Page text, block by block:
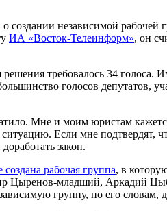
создании независимой
ИА «Восток-Телеинформ», он
требовалось 34 голоса.
голосов депутатов,
Мне и моим юристам
Если мне
закон.
создана рабочая группа, в
Цыренов-младший, Аркадий
группу, по его словам,